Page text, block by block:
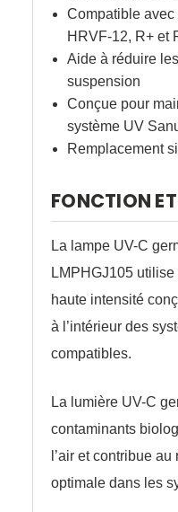
Compatible
HRVF-12, R+ et
Aide à réduire
suspension
Conçue pour
système UV
Remplacement
FONCTION
La lampe UV-C
LMPHGJ105
haute intensité
à l’intérieur des
compatibles.
La lumière UV-C
contaminants
l’air et contribue
optimale dans les